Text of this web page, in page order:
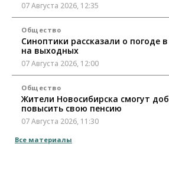
07 Августа 2026, 12:35
Общество
Синоптики рассказали о погоде
на выходных
07 Августа 2026, 12:00
Общество
Жители Новосибирска смогут
повысить свою пенсию
07 Августа 2026, 11:30
Общество
Все материалы